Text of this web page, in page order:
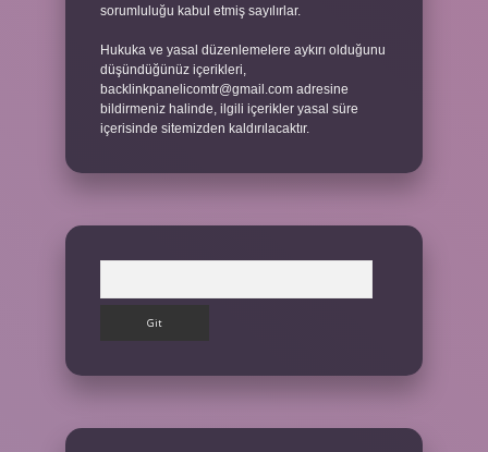
sorumluluğu kabul etmiş sayılırlar.
Hukuka ve yasal düzenlemelere aykırı olduğunu
düşündüğünüz içerikleri,
backlinkpanelicomtr@gmail.com adresine
bildirmeniz halinde, ilgili içerikler yasal süre
içerisinde sitemizden kaldırılacaktır.